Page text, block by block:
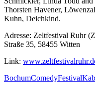
Thorsten Havener,
Kuhn, Deichkind.
Adresse: Zeltfestival Ruhr
Straße 35, 58455 Witten
Link:
BochumComedyFestival